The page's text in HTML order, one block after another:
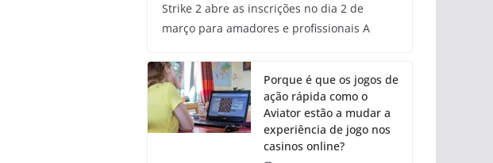
Strike 2 abre as inscrições no dia 2 de
março para amadores e profissionais A
Porque é que os jogos de
ação rápida como o
Aviator estão a mudar a
experiência de jogo nos
casinos online?